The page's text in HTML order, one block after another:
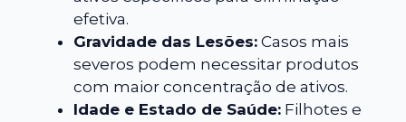
efetiva.
Gravidade das Lesões: Casos mais
severos podem necessitar produtos
com maior concentração de ativos.
Idade e Estado de Saúde: Filhotes e